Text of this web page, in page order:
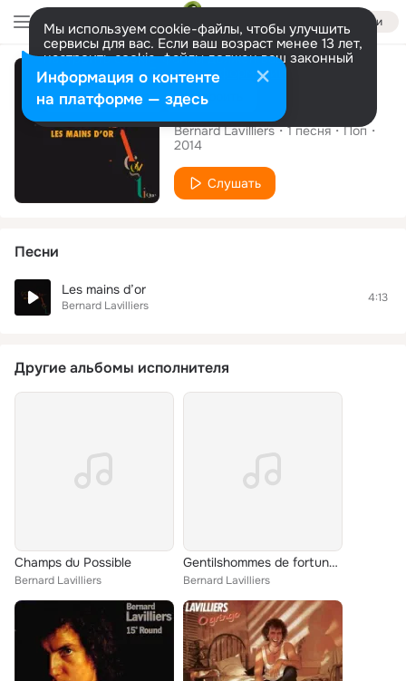
Войти
Мы используем cookie-файлы, чтобы улучшить
сервисы для вас. Если ваш возраст менее 13 лет,
настроить cookie-файлы должен ваш законный
представитель. Больше информации
Разрешить все Настроить
Сингл
Les mains d'or
Bernard Lavilliers 1песня
Поп
2014
Слушать
Песни
Les mains d’or
Bernard Lavilliers
4:13
Другие альбомы исполнителя
Champs du Possible
Bernard Lavilliers
Gentilshommes de fortune...
Bernard Lavilliers
Информация о контенте
на платформе — здесь